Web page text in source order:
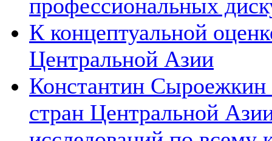
профессиональных
К концептуальной
Центральной Азии
Константин Сыроежкин
стран Центральной